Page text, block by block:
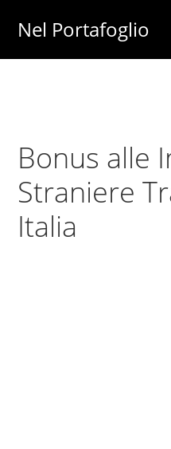
main
primary
Nel Portafoglio
Risparmio
-
Soldi
Bonus alle
Straniere
Italia